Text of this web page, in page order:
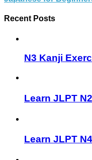
Recent Posts
N3 Kanji
Learn JLPT
Learn JLPT